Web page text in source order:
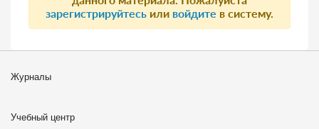
зарегистрируйтесь или войдите в систему.
Журналы
Учебный центр